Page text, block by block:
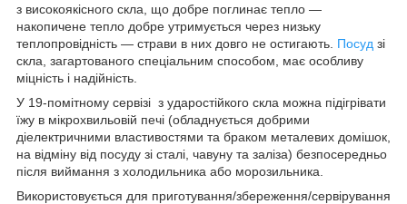
з високоякісного скла, що добре поглинає тепло —
накопичене тепло добре утримується через низьку
теплопровідність — страви в них довго не остигають. Посуд зі
скла, загартованого спеціальним способом, має особливу
міцність і надійність.
У 19-помітному сервізі з ударостійкого скла можна підігрівати
їжу в мікрохвильовій печі (обладнується добрими
діелектричними властивостями та браком металевих домішок,
на відміну від посуду зі сталі, чавуну та заліза) безпосередньо
після виймання з холодильника або морозильника.
Використовується для приготування/збереження/сервірування